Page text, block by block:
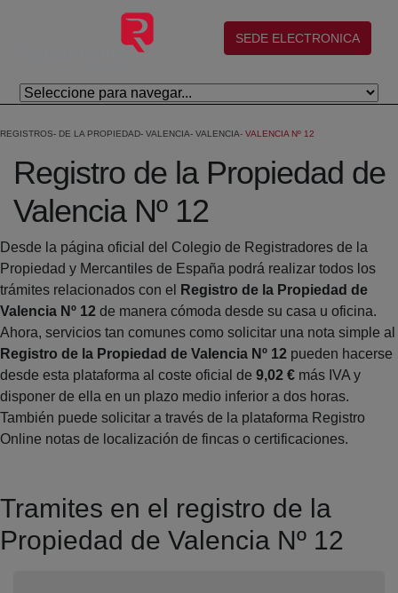
Skip to Main Content
(abre en nueva ventana)
SEDE ELECTRONICA
REGISTROS DE LA PROPIEDAD VALENCIA VALENCIA VALENCIA Nº 12
Registro de la Propiedad de
Valencia Nº 12
Desde la página oficial del Colegio de Registradores de la
Propiedad y Mercantiles de España podrá realizar todos los
trámites relacionados con el
Registro de la Propiedad de
Valencia Nº 12 de manera cómoda desde su casa u oficina.
Ahora, servicios tan comunes como solicitar una nota simple al
Registro de la Propiedad de Valencia Nº 12 pueden hacerse
desde esta plataforma al coste oficial de 9,02 € más IVA y
disponer de ella en un plazo medio inferior a dos horas.
También puede solicitar a través de la plataforma Registro
Online notas de localización de fincas o certificaciones.
Tramites en el registro de la
Propiedad de Valencia Nº 12